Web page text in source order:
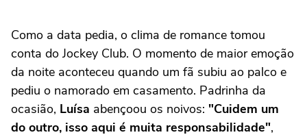
Como a data pedia, o clima de romance tomou
conta do Jockey Club. O momento de maior emoção
da noite aconteceu quando um fã subiu ao palco e
pediu o namorado em casamento. Padrinha da
ocasião, Luísa abençoou os noivos: "Cuidem um
do outro, isso aqui é muita responsabilidade",